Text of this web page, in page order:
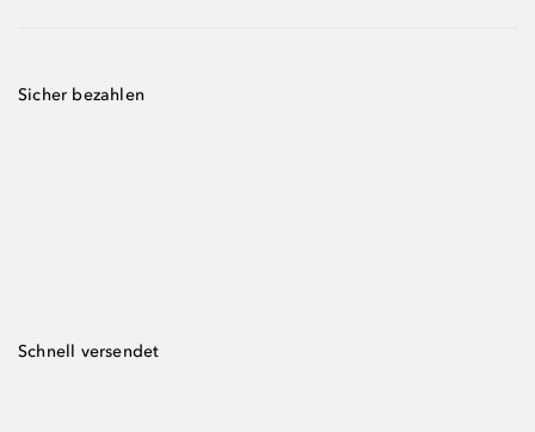
Sicher bezahlen
Schnell versendet